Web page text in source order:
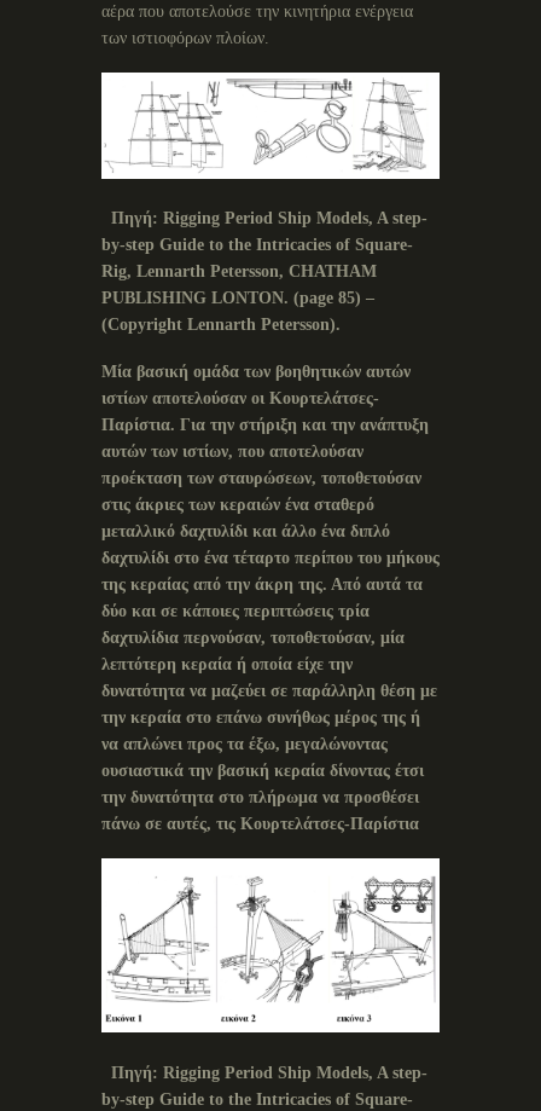
αέρα που αποτελούσε την κινητήρια ενέργεια
των ιστιοφόρων πλοίων.
Πηγή: Rigging Period Ship Models, A step-
by-step Guide to the Intricacies of Square-
Rig, Lennarth Petersson, CHATHAM
PUBLISHING LONTON. (page 85) –
(Copyright Lennarth Petersson).
Μία βασική ομάδα των βοηθητικών αυτών
ιστίων αποτελούσαν οι Κουρτελάτσες-
Παρίστια. Για την στήριξη και την ανάπτυξη
αυτών των ιστίων, που αποτελούσαν
προέκταση των σταυρώσεων, τοποθετούσαν
στις άκριες των κεραιών ένα σταθερό
μεταλλικό δαχτυλίδι και άλλο ένα διπλό
δαχτυλίδι στο ένα τέταρτο περίπου του μήκους
της κεραίας από την άκρη της. Από αυτά τα
δύο και σε κάποιες περιπτώσεις τρία
δαχτυλίδια περνούσαν, τοποθετούσαν, μία
λεπτότερη κεραία ή οποία είχε την
δυνατότητα να μαζεύει σε παράλληλη θέση με
την κεραία στο επάνω συνήθως μέρος της ή
να απλώνει προς τα έξω, μεγαλώνοντας
ουσιαστικά την βασική κεραία δίνοντας έτσι
την δυνατότητα στο πλήρωμα να προσθέσει
πάνω σε αυτές, τις Κουρτελάτσες-Παρίστια
Πηγή: Rigging Period Ship Models, A step-
by-step Guide to the Intricacies of Square-